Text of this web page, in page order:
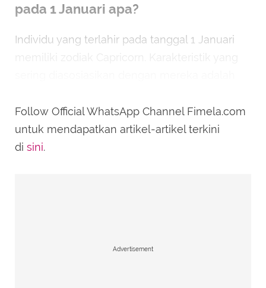
pada 1 Januari apa?
Individu yang terlahir pada tanggal 1 Januari
Follow Official WhatsApp Channel Fimela.com
untuk mendapatkan artikel-artikel terkini
di sini.
Advertisement